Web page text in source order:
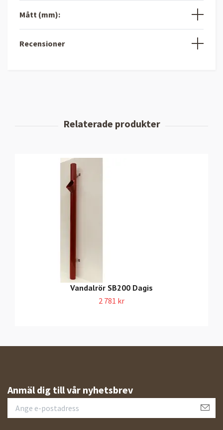
Mått (mm):
Recensioner
Vandalrör SB200 Dagis
2 781 kr
Anmäl dig till vår nyhetsbrev